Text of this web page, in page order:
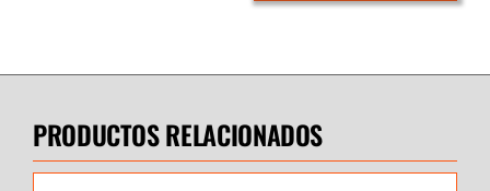
PRODUCTOS RELACIONADOS